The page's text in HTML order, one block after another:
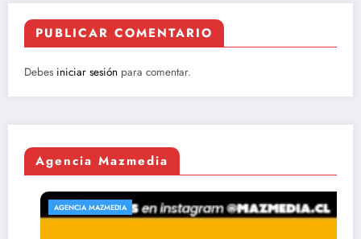
PUBLICAR COMENTARIO
Debes iniciar sesión para comentar.
Agencia Mazmedia
AGENCIA MAZMEDIA